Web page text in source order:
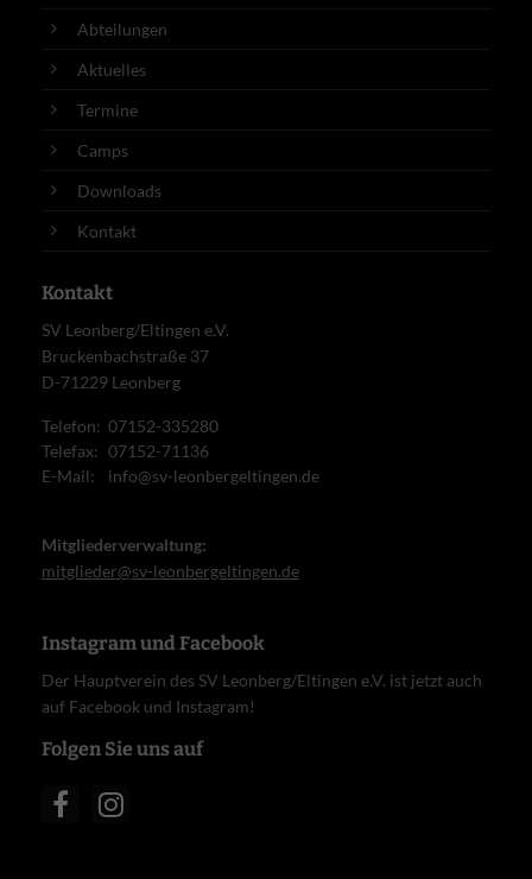
Abteilungen
Aktuelles
Termine
Camps
Downloads
Kontakt
Kontakt
SV Leonberg/Eltingen e.V.
Bruckenbachstraße 37
D-71229 Leonberg
Telefon: 07152-335280
Telefax: 07152-71136
E-Mail:
info@sv-leonbergeltingen.de
Mitgliederverwaltung:
mitglieder@sv-leonbergeltingen.de
Instagram und Facebook
Der Hauptverein des SV Leonberg/Eltingen e.V. ist jetzt auch
auf Facebook und Instagram!
Folgen Sie uns auf